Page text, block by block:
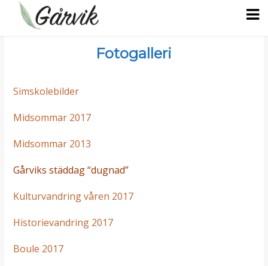
På sjön
Integritetspolicy
Styrelsen 2025/26
Stadgar
Medlemsavgift
Tidigare årsmöten
Aktiviteter
Simskolan Förr
Gårvikloppet
Midsommarfirande
Fotogalleri
Bra länkar
Fotogalleri
Simskolebilder
Midsommar 2017
Midsommar 2013
Gårviks städdag “dugnad”
Kulturvandring våren 2017
Historievandring 2017
Boule 2017